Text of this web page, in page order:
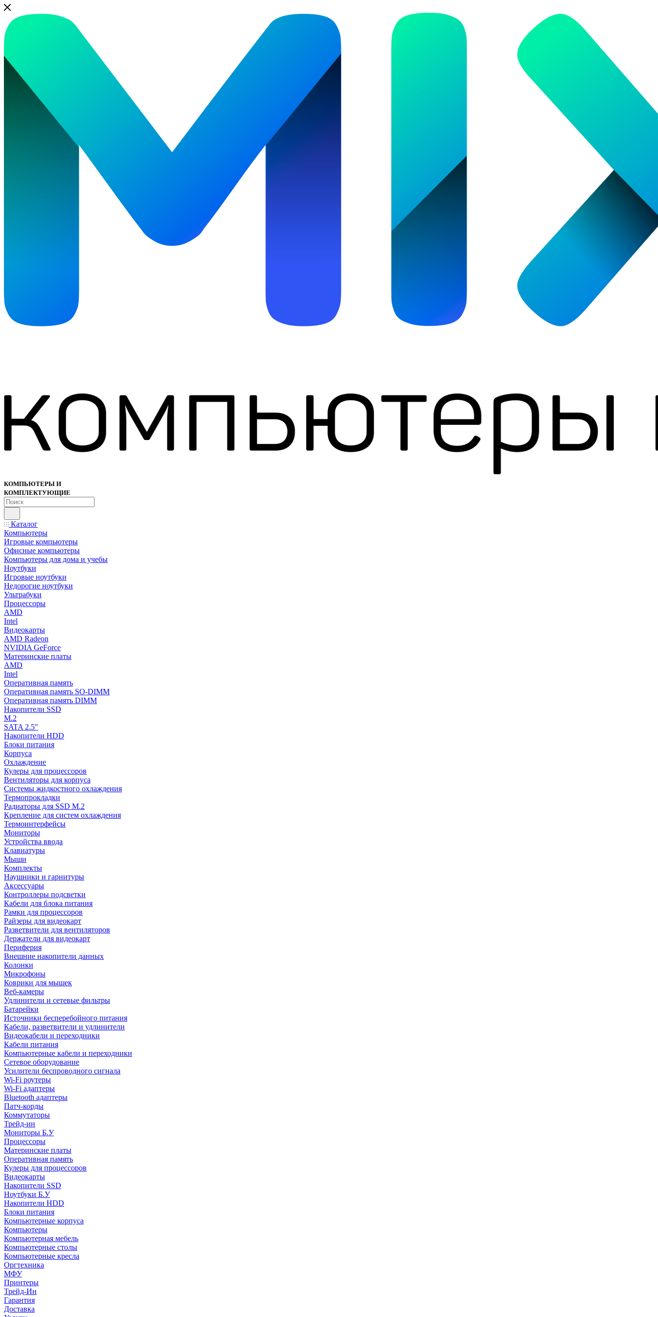
КОМПЬЮТЕРЫ И
КОМПЛЕКТУЮЩИЕ
Каталог
Компьютеры
Игровые компьютеры
Офисные компьютеры
Компьютеры для дома и учебы
Ноутбуки
Игровые ноутбуки
Недорогие ноутбуки
Ультрабуки
Процессоры
AMD
Intel
Видеокарты
AMD Radeon
NVIDIA GeForce
Материнские платы
AMD
Intel
Оперативная память
Оперативная память SO-DIMM
Оперативная память DIMM
Накопители SSD
M.2
SATA 2.5"
Накопители HDD
Блоки питания
Корпуса
Охлаждение
Кулеры для процессоров
Вентиляторы для корпуса
Системы жидкостного охлаждения
Термопрокладки
Радиаторы для SSD M.2
Крепление для систем охлаждения
Термоинтерфейсы
Мониторы
Устройства ввода
Клавиатуры
Мыши
Комплекты
Наушники и гарнитуры
Аксессуары
Контроллеры подсветки
Кабели для блока питания
Рамки для процессоров
Райзеры для видеокарт
Разветвители для вентиляторов
Держатели для видеокарт
Периферия
Внешние накопители данных
Колонки
Микрофоны
Коврики для мышек
Веб-камеры
Удлинители и сетевые фильтры
Батарейки
Источники бесперебойного питания
Кабели, разветвители и удлинители
Видеокабели и переходники
Кабели питания
Компьютерные кабели и переходники
Сетевое оборудование
Усилители беспроводного сигнала
Wi-Fi роутеры
Wi-Fi адаптеры
Bluetooth адаптеры
Патч-корды
Коммутаторы
Трейд-ин
Мониторы Б.У
Процессоры
Материнские платы
Оперативная память
Кулеры для процессоров
Видеокарты
Накопители SSD
Ноутбуки Б.У
Накопители HDD
Блоки питания
Компьютерные корпуса
Компьютеры
Компьютерная мебель
Компьютерные столы
Компьютерные кресла
Оргтехника
МФУ
Принтеры
Трейд-Ин
Гарантия
Доставка